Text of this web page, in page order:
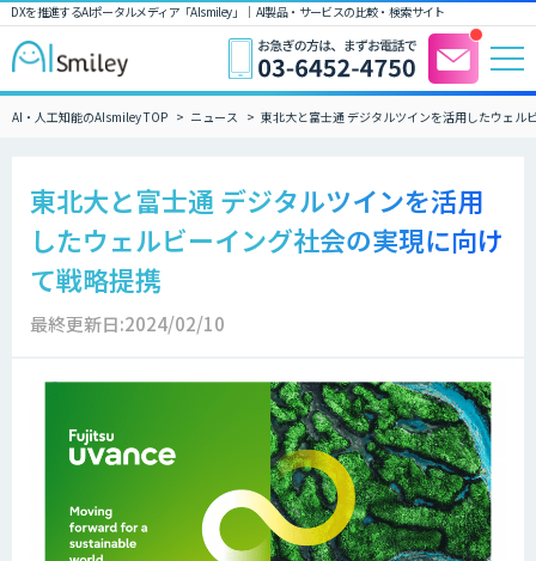
DXを推進するAIポータルメディア「AIsmiley」｜ AI製品・サービスの比較・検索サイト
AI・人工知能のAIsmiley TOP ニュース 東北大と富士通 デジタルツインを活用したウェル
東北大と富士通 デジタルツインを活用
したウェルビーイング社会の実現に向け
て戦略提携
最終更新日:2024/02/10